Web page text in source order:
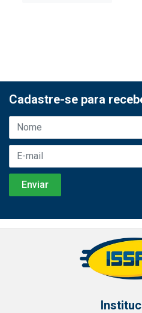
Cadastre-se para